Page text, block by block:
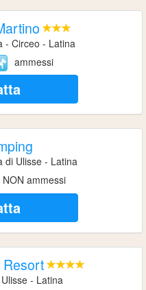
- Circeo - Latina
ammessi
di Ulisse - Latina
NON ammessi
- Latina